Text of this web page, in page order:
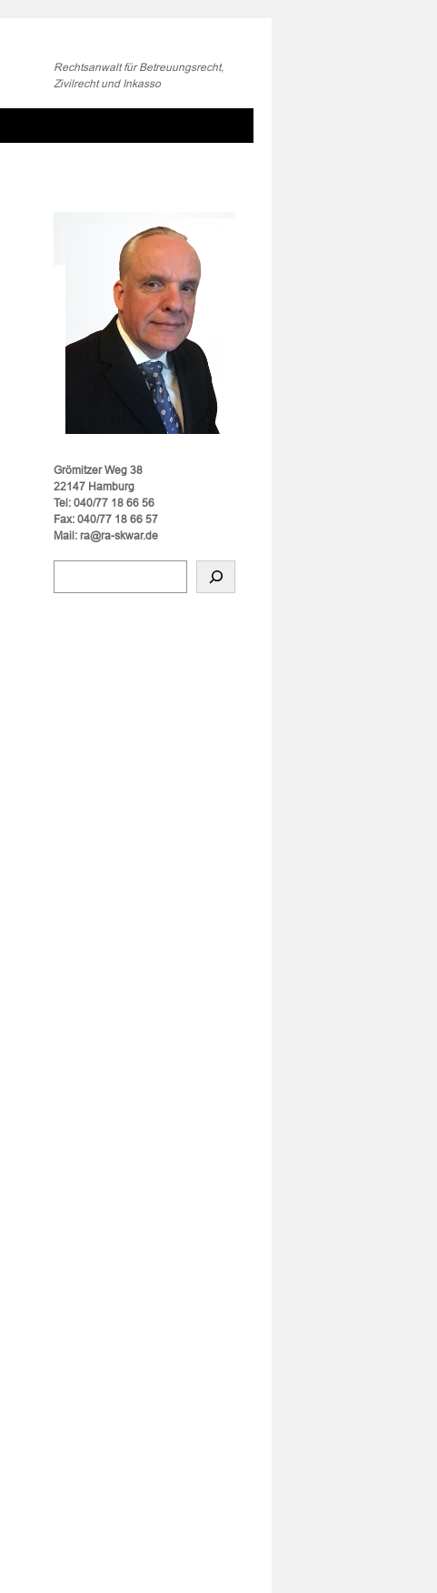
Rechtsanwalt für Betreuungsrecht,
Zivilrecht und Inkasso
Grömitzer Weg 38
22147 Hamburg
Tel: 040/77 18 66 56
Fax: 040/77 18 66 57
Mail: ra@ra-skwar.de